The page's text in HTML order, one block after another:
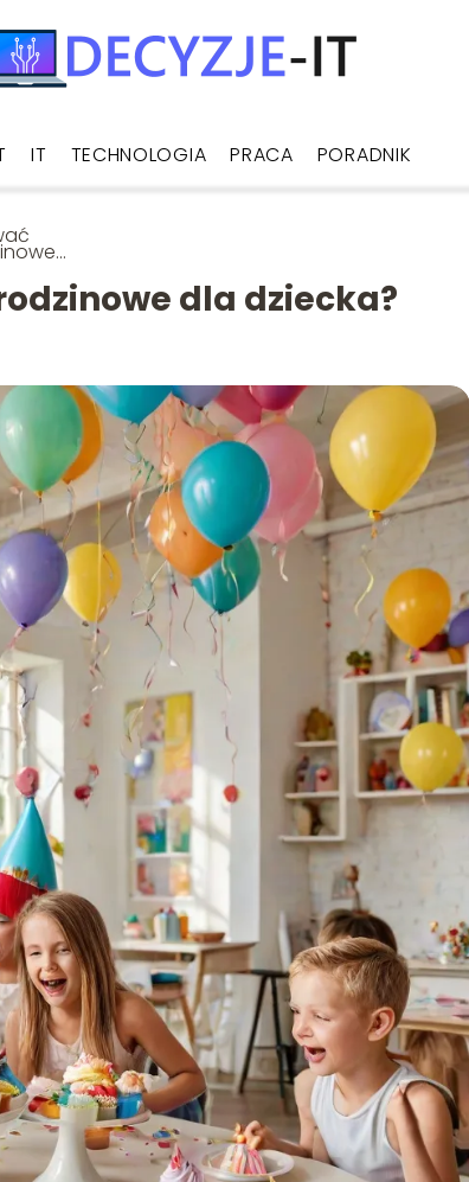
IT TECHNOLOGIA PRACA PORADNIK
dla dziecka?